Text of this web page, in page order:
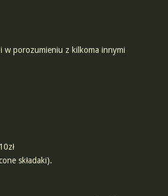
w porozumieniu z kilkoma innymi
składaki).